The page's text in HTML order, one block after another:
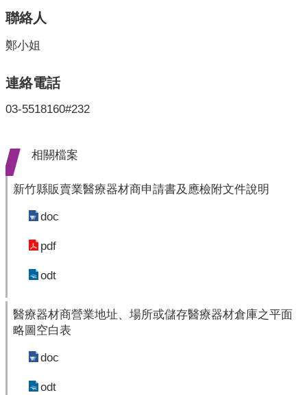
衛
生
所
測
驗
菌
測
童
齒
氟
痘
醫
聯絡人
鄭小姐
連絡電話
03-5518160#232
相關檔案
新竹縣販賣業醫療器材商申請書及應檢附文件說明
doc
pdf
odt
醫療器材商營業地址、場所或儲存醫療器材倉庫之平面
略圖空白表
doc
odt